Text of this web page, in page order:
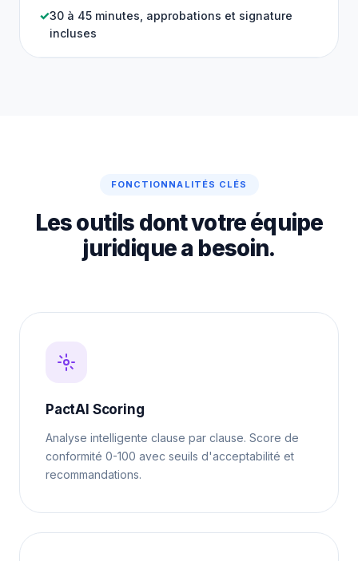
30 à 45 minutes, approbations et signature
incluses
FONCTIONNALITÉS CLÉS
Les outils dont votre équipe
juridique a besoin.
PactAI Scoring
Analyse intelligente clause par clause. Score de
conformité 0-100 avec seuils d'acceptabilité et
recommandations.